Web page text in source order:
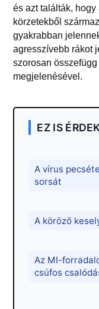
és azt találták,
körzetekből
gyakrabban
agresszívebb rákot
szorosan
megjelenésével.
EZ IS
A vírus
sorsát
A köröző
Az MI-
csúfos